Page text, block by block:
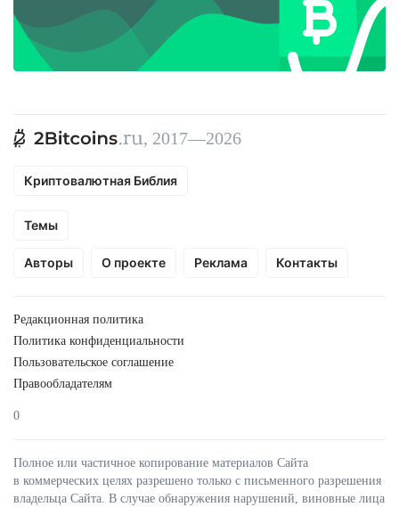
, 2017—2026
Криптовалютная Библия
Темы
Авторы О проекте Реклама Контакты
Редакционная политика
Политика конфиденциальности
Пользовательское соглашение
Правообладателям
0
Полное или частичное копирование материалов Сайта
в коммерческих целях разрешено только с письменного разрешения
владельца Сайта. В случае обнаружения нарушений, виновные лица